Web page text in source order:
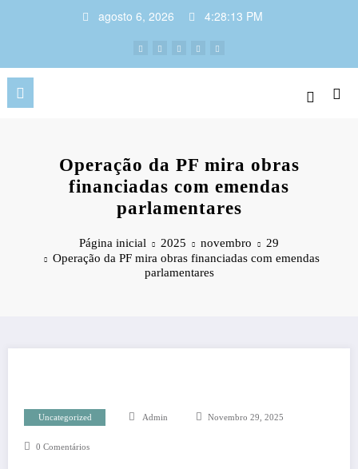
agosto 6, 2026 4:28:14 PM
Operação da PF mira obras
financiadas com emendas
parlamentares
Página inicial 2025 novembro
29
Operação da PF mira obras financiadas com emendas
parlamentares
Uncategorized Admin Novembro 29, 2025
0 Comentários